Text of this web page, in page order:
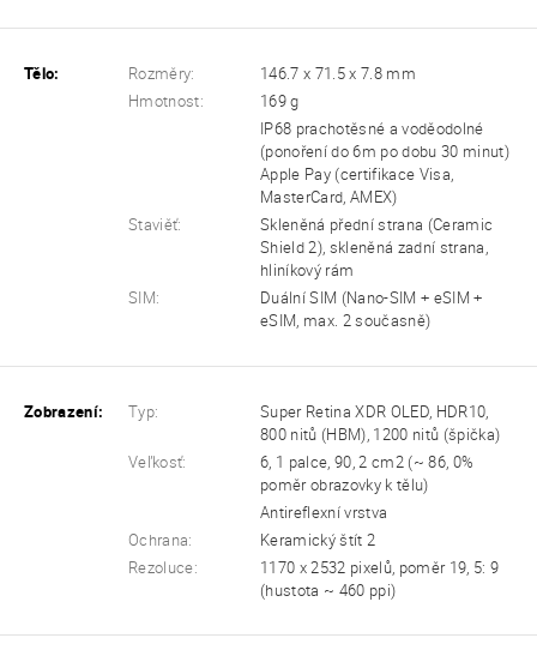
Tělo: Rozměry:
146.7 x 71.5 x 7.8 mm
Hmotnost:
169 g
IP68 prachotěsné a voděodolné
(ponoření do 6m po dobu 30 minut)
Apple Pay (certifikace Visa,
MasterCard, AMEX)
Staviěť:
Skleněná přední strana (Ceramic
Shield 2), skleněná zadní strana,
hliníkový rám
SIM:
Duální SIM (Nano-SIM + eSIM +
eSIM, max. 2 současně)
Zobrazení: Typ:
Super Retina XDR OLED, HDR10,
800 nitů (HBM), 1200 nitů (špička)
Veľkosť:
6, 1 palce, 90, 2 cm2 (~ 86, 0%
poměr obrazovky k tělu)
Antireflexní vrstva
Ochrana:
Keramický štít 2
Rezoluce:
1170 x 2532 pixelů, poměr 19, 5: 9
(hustota ~ 460 ppi)